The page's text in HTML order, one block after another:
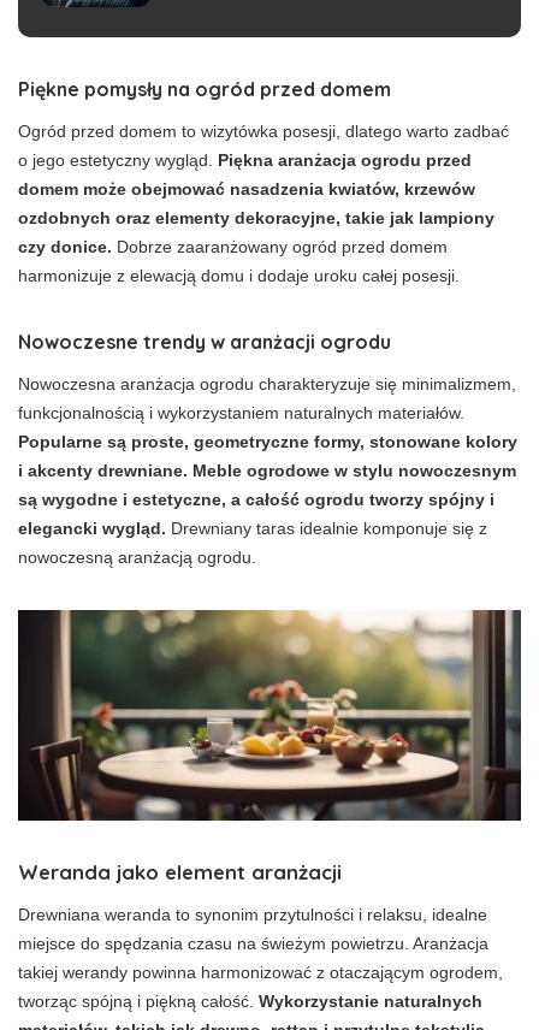
Piękne pomysły na ogród przed domem
Ogród przed domem to wizytówka posesji, dlatego warto zadbać
o jego estetyczny wygląd. Piękna aranżacja ogrodu przed
domem może obejmować nasadzenia kwiatów, krzewów
ozdobnych oraz elementy dekoracyjne, takie jak lampiony
czy donice. Dobrze zaaranżowany ogród przed domem
harmonizuje z elewacją domu i dodaje uroku całej posesji.
Nowoczesne trendy w aranżacji ogrodu
Nowoczesna aranżacja ogrodu charakteryzuje się minimalizmem,
funkcjonalnością i wykorzystaniem naturalnych materiałów.
Popularne są proste, geometryczne formy, stonowane kolory
i akcenty drewniane. Meble ogrodowe w stylu nowoczesnym
są wygodne i estetyczne, a całość ogrodu tworzy spójny i
elegancki wygląd. Drewniany taras idealnie komponuje się z
nowoczesną aranżacją ogrodu.
Weranda jako element aranżacji
Drewniana weranda to synonim przytulności i relaksu, idealne
miejsce do spędzania czasu na świeżym powietrzu. Aranżacja
takiej werandy powinna harmonizować z otaczającym ogrodem,
tworząc spójną i piękną całość. Wykorzystanie naturalnych